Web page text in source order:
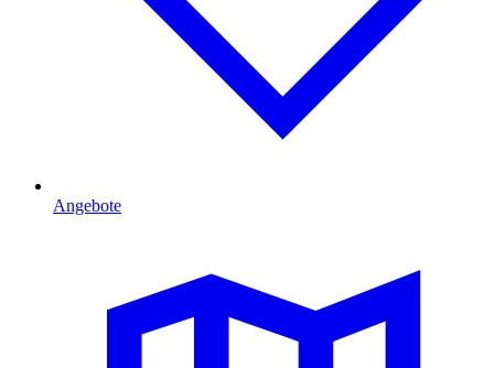
Angebote